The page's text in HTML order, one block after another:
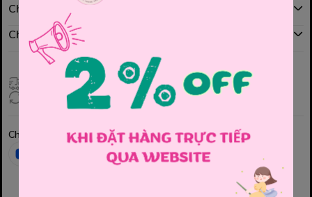
Chính sách mua hàng
Chính sách đổi hàng
Giao hàng toàn quốc
Đổi hàng 3 ngày (HCM), 7 ngày (Tỉnh)
Chia sẻ